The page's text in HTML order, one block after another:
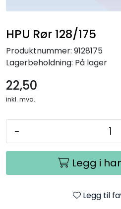
HPU Rør 128/175
Produktnummer: 9128175
Lagerbeholdning: På lager
22,50
inkl. mva.
-
Legg i
Legg til
Industriprodukter